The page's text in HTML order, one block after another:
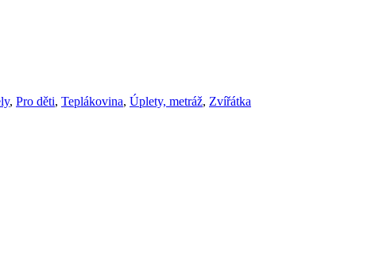
, Pro děti, Teplákovina, Úplety, metráž, Zvířátka